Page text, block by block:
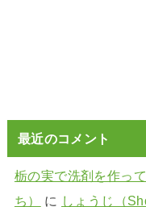
最近のコメント
栃の実で洗剤を作っ
ち）
に しょうじ（